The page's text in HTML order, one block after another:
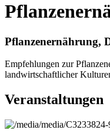
Pflanzenernährung,
Empfehlungen zur
landwirtschaftlicher
Veranstaltungen